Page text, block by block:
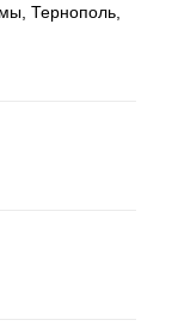
Тернополь,